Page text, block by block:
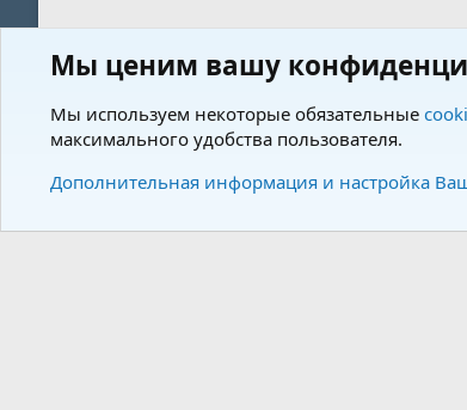
Мы ценим вашу
Мы используем некоторые обязательные
максимального удобства пользователя.
Дополнительная информация и настройка